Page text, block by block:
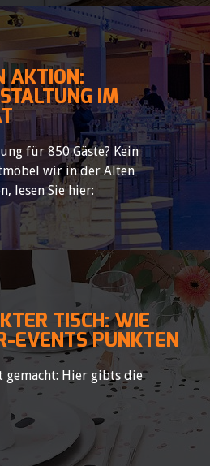
AKTION:
IM
für 850 Gäste? Kein
wir in der Alten
lesen Sie hier:
TISCH: WIE
EVENTS PUNKTEN
gemacht: Hier gibts die